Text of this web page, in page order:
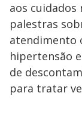
aos
palestras
atendimento
hipertensão
de
para tratar